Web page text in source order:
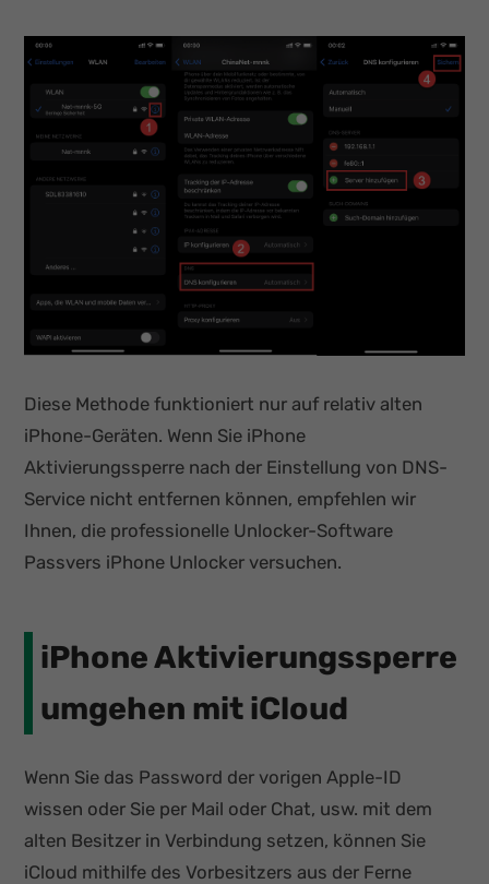
Diese Methode funktioniert nur auf relativ alten
iPhone-Geräten. Wenn Sie iPhone
Aktivierungssperre nach der Einstellung von DNS-
Service nicht entfernen können, empfehlen wir
Ihnen, die professionelle Unlocker-Software
Passvers iPhone Unlocker versuchen.
iPhone Aktivierungssperre
umgehen mit iCloud
Wenn Sie das Password der vorigen Apple-ID
wissen oder Sie per Mail oder Chat, usw. mit dem
alten Besitzer in Verbindung setzen, können Sie
iCloud mithilfe des Vorbesitzers aus der Ferne